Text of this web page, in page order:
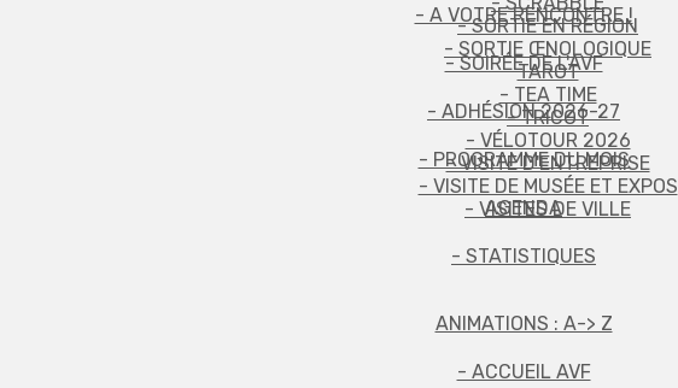
- SORTIE EN RÉGION
- SORTIE ŒNOLOGIQUE
TAROT
- TEA TIME
- TRICOT
- VÉLOTOUR 2026
- VISITE D'ENTREPRISE
- VISITE DE MUSÉE ET EXPOS
- VISITES DE VILLE
- A VOTRE RENCONTRE !
- SOIRÉE DE L'AVF
- ADHÉSION 2026-27
- PROGRAMME DU MOIS
AGENDA
- STATISTIQUES
ANIMATIONS : A-> Z
- ACCUEIL AVF